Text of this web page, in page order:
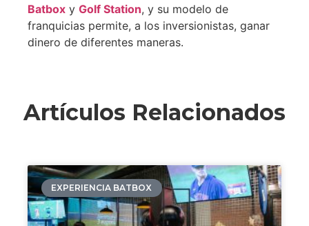
Batbox y Golf Station, y su modelo de
franquicias permite, a los inversionistas, ganar
dinero de diferentes maneras.
Artículos Relacionados
EXPERIENCIA BATBOX